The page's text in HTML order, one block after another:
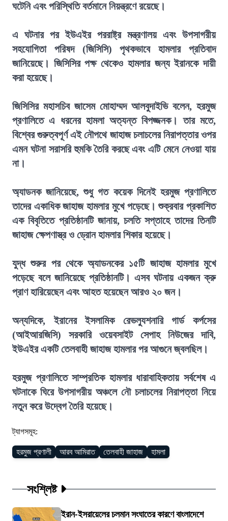
ঘটেনি এবং পরিস্থিতি বর্তমানে নিয়ন্ত্রণে রয়েছে।
এ ঘটনার পর ইউএইর পররাষ্ট্র মন্ত্রণালয় এবং উপসাগরীয়
সহযোগিতা পরিষদ (জিসিসি) পৃথকভাবে হামলার প্রতিবাদ
জানিয়েছে। জিসিসির পক্ষ থেকেও হামলার জন্য ইরানকে দায়ী
করা হয়েছে।
জিসিসির মহাসচিব জাসেম মোহাম্মদ আলবুদাইভি বলেন, হরমুজ
প্রণালিতে এ ধরনের হামলা অত্যন্ত বিপজ্জনক। তার মতে,
বিশ্বের গুরুত্বপূর্ণ এই নৌপথে জাহাজ চলাচলের নিরাপত্তার ওপর
এমন ঘটনা সরাসরি হুমকি তৈরি করছে এবং এটি মেনে নেওয়া যায়
না।
অ্যাডনক জানিয়েছে, শুধু গত কয়েক দিনেই হরমুজ প্রণালিতে
তাদের একাধিক জাহাজ হামলার মুখে পড়েছে। শুক্রবার প্রকাশিত
এক বিবৃতিতে প্রতিষ্ঠানটি জানায়, চলতি সপ্তাহে তাদের তিনটি
জাহাজ ক্ষেপণাস্ত্র ও ড্রোন হামলার শিকার হয়েছে।
যুদ্ধ শুরুর পর থেকে অ্যাডনকের ১৫টি জাহাজ হামলার মুখে
পড়েছে বলে জানিয়েছে প্রতিষ্ঠানটি। এসব ঘটনায় একজন ক্রু
প্রাণ হারিয়েছেন এবং আহত হয়েছেন আরও ২০ জন।
অন্যদিকে, ইরানের ইসলামিক রেভল্যুশনারি গার্ড কর্পসের
(আইআরজিসি) সরকারি ওয়েবসাইট সেপাহ নিউজের দাবি,
ইউএইর একটি তেলবাহী জাহাজ হামলার পর আগুনে জ্বলছিল।
হরমুজ প্রণালিতে সাম্প্রতিক হামলার ধারাবাহিকতায় সর্বশেষ এ
ঘটনাকে ঘিরে উপসাগরীয় অঞ্চলে নৌ চলাচলের নিরাপত্তা নিয়ে
নতুন করে উদ্বেগ তৈরি হয়েছে।
ট্যাগসমূহ:
হরমুজ প্রণালী আরব আমিরাত তেলবাহী জাহাজ হামলা
সংশ্লিষ্ট
ইরান-ইসরায়েলের চলমান সংঘাতের কারণে বাংলাদেশে